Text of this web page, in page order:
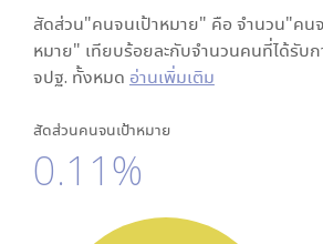
สัดส่วน"คนจนเป้าหมาย" คือ จำนวน"คน
หมาย" เทียบร้อยละกับจำนวนคนที่ได้รับก
จปฐ. ทั้งหมด อ่านเพิ่มเติม
สัดส่วนคนจนเป้าหมาย
0.11%